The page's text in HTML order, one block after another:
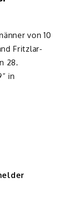
von 10
Fritzlar-
28.
in